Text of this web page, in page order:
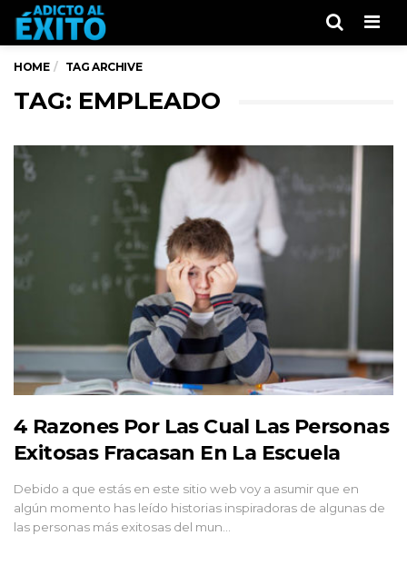
HOME TAG ARCHIVE
TAG: EMPLEADO
4 Razones Por Las Cual Las Personas
Exitosas Fracasan En La Escuela
Debido a que estás en este sitio web voy a asumir que en
algún momento has leído historias inspiradoras de algunas de
las personas más exitosas del mun…